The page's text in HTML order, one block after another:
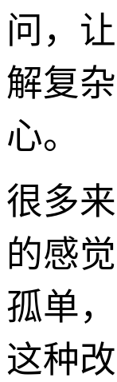
问，
解复
心。
很多
的感
孤单
这种